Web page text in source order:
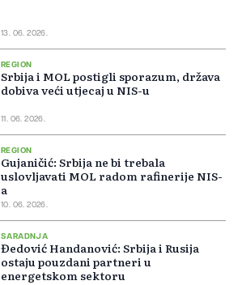
13. 06. 2026.
REGION
Srbija i MOL postigli sporazum, država
dobiva veći utjecaj u NIS-u
11. 06. 2026.
REGION
Gujaničić: Srbija ne bi trebala
uslovljavati MOL radom rafinerije NIS-
a
10. 06. 2026.
SARADNJA
Đedović Handanović: Srbija i Rusija
ostaju pouzdani partneri u
energetskom sektoru